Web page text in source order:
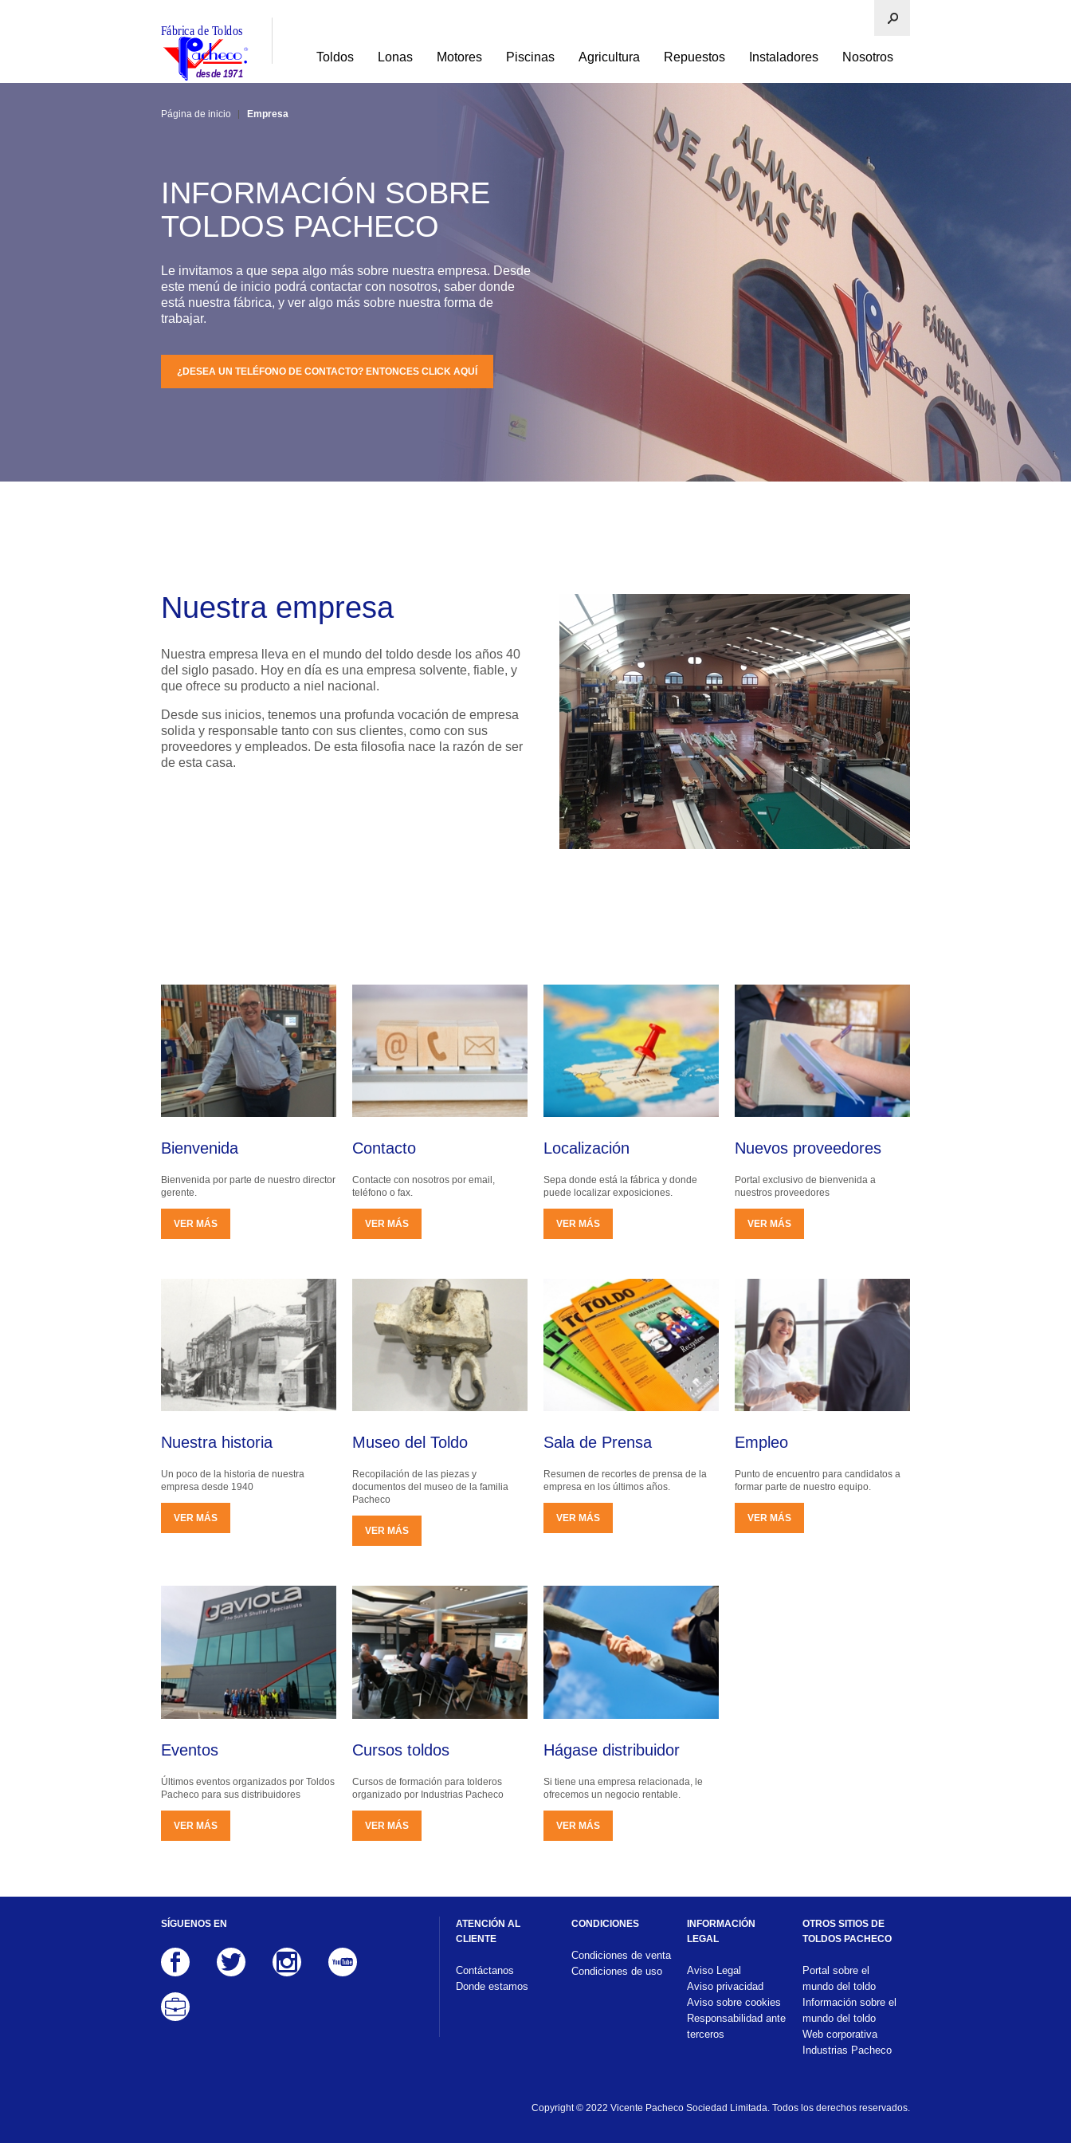
Toldos Lonas Motores Piscinas Agricultura Repuestos Instaladores Nosotros
Página de inicio Empresa
INFORMACIÓN SOBRE
TOLDOS PACHECO
Le invitamos a que sepa algo más sobre nuestra empresa. Desde
este menú de inicio podrá contactar con nosotros, saber donde
está nuestra fábrica, y ver algo más sobre nuestra forma de
trabajar.
¿DESEA UN TELÉFONO DE CONTACTO? ENTONCES CLICK AQUÍ
Nuestra empresa
Nuestra empresa lleva en el mundo del toldo desde los años 40
del siglo pasado. Hoy en día es una empresa solvente, fiable, y
que ofrece su producto a niel nacional.
Desde sus inicios, tenemos una profunda vocación de empresa
solida y responsable tanto con sus clientes, como con sus
proveedores y empleados. De esta filosofia nace la razón de ser
de esta casa.
Bienvenida
Bienvenida por parte de nuestro director
gerente.
VER MÁS
Contacto
Contacte con nosotros por email,
teléfono o fax.
VER MÁS
Localización
Sepa donde está la fábrica y donde
puede localizar exposiciones.
VER MÁS
Nuevos proveedores
Portal exclusivo de bienvenida a
nuestros proveedores
VER MÁS
Nuestra historia
Un poco de la historia de nuestra
empresa desde 1940
VER MÁS
Museo del Toldo
Recopilación de las piezas y
documentos del museo de la familia
Pacheco
VER MÁS
Sala de Prensa
Resumen de recortes de prensa de la
empresa en los últimos años.
VER MÁS
Empleo
Punto de encuentro para candidatos a
formar parte de nuestro equipo.
VER MÁS
Eventos
Últimos eventos organizados por Toldos
Pacheco para sus distribuidores
VER MÁS
Cursos toldos
Cursos de formación para tolderos
organizado por Industrias Pacheco
VER MÁS
Hágase distribuidor
Si tiene una empresa relacionada, le
ofrecemos un negocio rentable.
VER MÁS
SÍGUENOS EN
ATENCIÓN AL
CLIENTE
Contáctanos
Donde estamos
CONDICIONES
Condiciones de venta
Condiciones de uso
INFORMACIÓN
LEGAL
Aviso Legal
Aviso privacidad
Aviso sobre cookies
Responsabilidad ante
terceros
OTROS SITIOS DE
TOLDOS PACHECO
Portal sobre el
mundo del toldo
Información sobre el
mundo del toldo
Web corporativa
Industrias Pacheco
Copyright © 2022 Vicente Pacheco Sociedad Limitada. Todos los derechos reservados.